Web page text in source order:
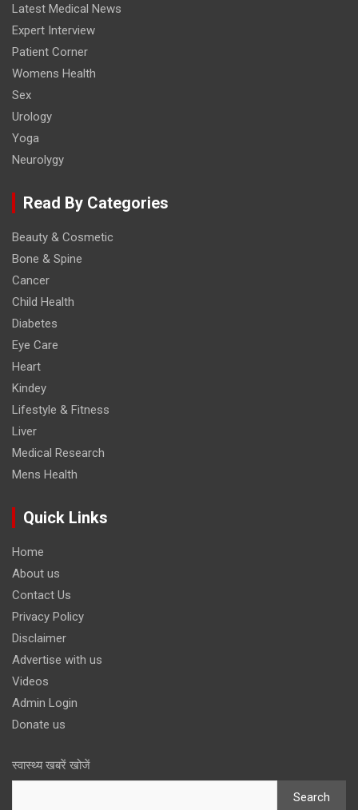
Latest Medical News
Expert Interview
Patient Corner
Womens Health
Sex
Urology
Yoga
Neurolygy
Read By Categories
Beauty & Cosmetic
Bone & Spine
Cancer
Child Health
Diabetes
Eye Care
Heart
Kindey
Lifestyle & Fitness
Liver
Medical Research
Mens Health
Quick Links
Home
About us
Contact Us
Privacy Policy
Disclaimer
Advertise with us
Videos
Admin Login
Donate us
स्वास्थ्य खबरें खोजें
Search